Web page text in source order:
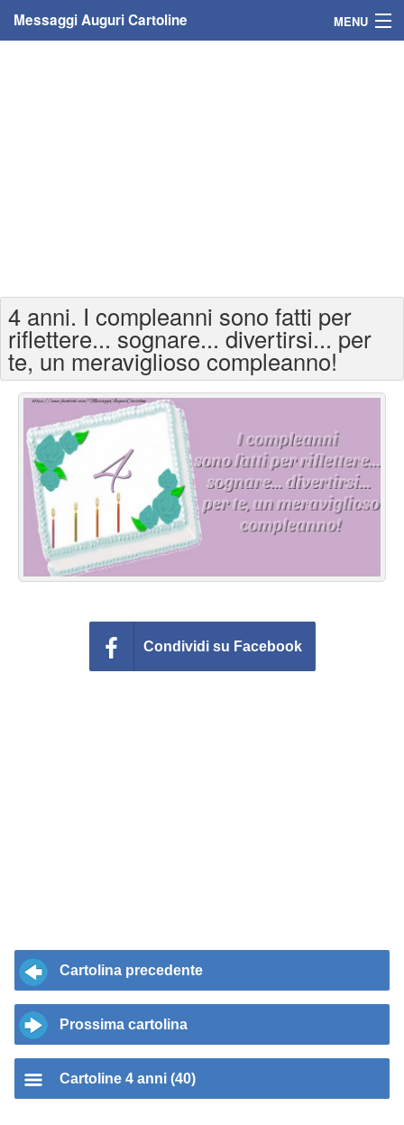
Messaggi Auguri Cartoline MENU
Cartoline auguri anni
Cartoline giorni anno
Cartoline giorni settimana
Cartoline musicali
Cartoline animate
Accedi
4 anni. I compleanni sono fatti per
riflettere... sognare... divertirsi... per
te, un meraviglioso compleanno!
Condividi su Facebook
Cartolina precedente
Prossima cartolina
Cartoline 4 anni (40)